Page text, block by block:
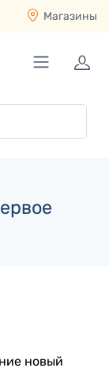
Магазины
новый